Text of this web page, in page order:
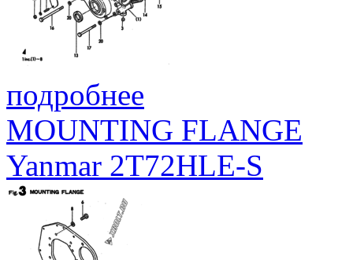
подробнее
MOUNTING FLANGE
Yanmar 2T72HLE-S